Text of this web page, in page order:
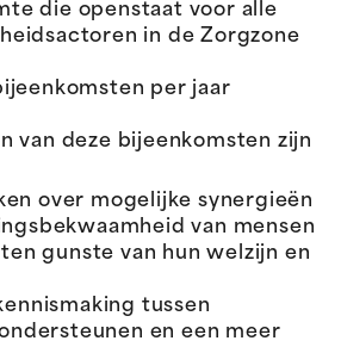
die openstaat voor alle
in de Zorgzone
per jaar
van deze bijeenkomsten zijn
over mogelijke synergieën
van mensen
gunste van hun welzijn en
tussen
en een meer